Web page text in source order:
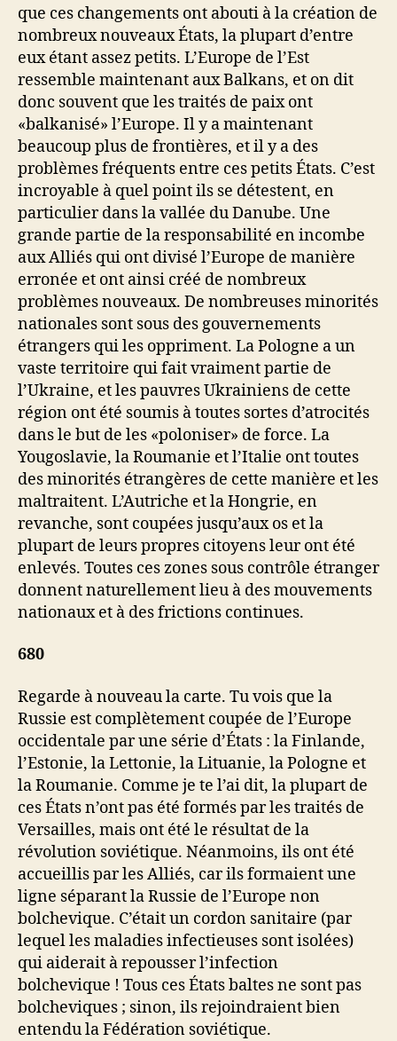
que ces changements ont abouti à la création de
nombreux nouveaux États, la plupart d’entre
eux étant assez petits. L’Europe de l’Est
ressemble maintenant aux Balkans, et on dit
donc souvent que les traités de paix ont
«balkanisé» l’Europe. Il y a maintenant
beaucoup plus de frontières, et il y a des
problèmes fréquents entre ces petits États. C’est
incroyable à quel point ils se détestent, en
particulier dans la vallée du Danube. Une
grande partie de la responsabilité en incombe
aux Alliés qui ont divisé l’Europe de manière
erronée et ont ainsi créé de nombreux
problèmes nouveaux. De nombreuses minorités
nationales sont sous des gouvernements
étrangers qui les oppriment. La Pologne a un
vaste territoire qui fait vraiment partie de
l’Ukraine, et les pauvres Ukrainiens de cette
région ont été soumis à toutes sortes d’atrocités
dans le but de les «poloniser» de force. La
Yougoslavie, la Roumanie et l’Italie ont toutes
des minorités étrangères de cette manière et les
maltraitent. L’Autriche et la Hongrie, en
revanche, sont coupées jusqu’aux os et la
plupart de leurs propres citoyens leur ont été
enlevés. Toutes ces zones sous contrôle étranger
donnent naturellement lieu à des mouvements
nationaux et à des frictions continues.
680
Regarde à nouveau la carte. Tu vois que la
Russie est complètement coupée de l’Europe
occidentale par une série d’États : la Finlande,
l’Estonie, la Lettonie, la Lituanie, la Pologne et
la Roumanie. Comme je te l’ai dit, la plupart de
ces États n’ont pas été formés par les traités de
Versailles, mais ont été le résultat de la
révolution soviétique. Néanmoins, ils ont été
accueillis par les Alliés, car ils formaient une
ligne séparant la Russie de l’Europe non
bolchevique. C’était un cordon sanitaire (par
lequel les maladies infectieuses sont isolées)
qui aiderait à repousser l’infection
bolchevique ! Tous ces États baltes ne sont pas
bolcheviques ; sinon, ils rejoindraient bien
entendu la Fédération soviétique.